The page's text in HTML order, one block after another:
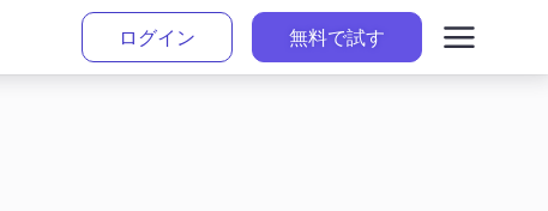
ログイン 無料で試す